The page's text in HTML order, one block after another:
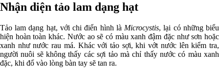
Nhận diện tảo lam dạng hạt
Tảo lam dạng hạt, với chi điển hình là Microcystis, lại có những biểu
hiện hoàn toàn khác. Nước ao sẽ có màu xanh đậm đặc như sơn hoặc
xanh như nước rau má. Khác với tảo sợi, khi vớt nước lên kiểm tra,
người nuôi sẽ không thấy các sợi tảo mà chỉ thấy nước có màu xanh
đặc, khi đổ vào lòng bàn tay sẽ tan ra.